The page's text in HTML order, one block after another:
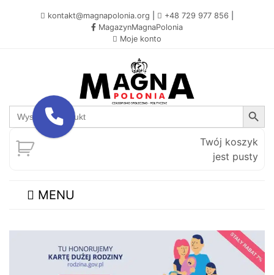
kontakt@magnapolonia.org +48 729 977 856
MagazynMagnaPolonia
Moje konto
Search
for:
Search Button
Twój koszyk
jest pusty
MENU